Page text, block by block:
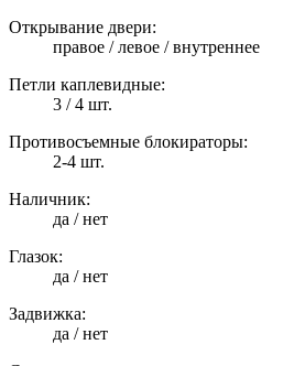
Открывание двери:
правое / левое / внутреннее
Петли каплевидные:
3 / 4 шт.
Противосъемные блокираторы:
2-4 шт.
Наличник:
да / нет
Глазок:
да / нет
Задвижка:
да / нет